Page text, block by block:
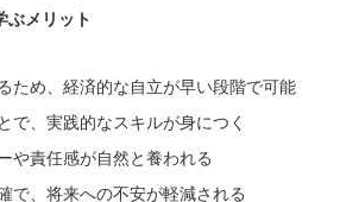
ぶメリット
ため、経済的な自立が早い段階で可能
で、実践的なスキルが身につく
や責任感が自然と養われる
で、将来への不安が軽減される